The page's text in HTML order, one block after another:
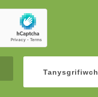
Tanysgrifiwch